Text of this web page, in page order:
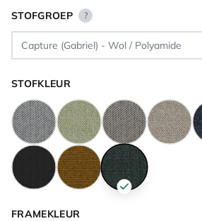
STOFGROEP ?
STOFKLEUR
FRAMEKLEUR